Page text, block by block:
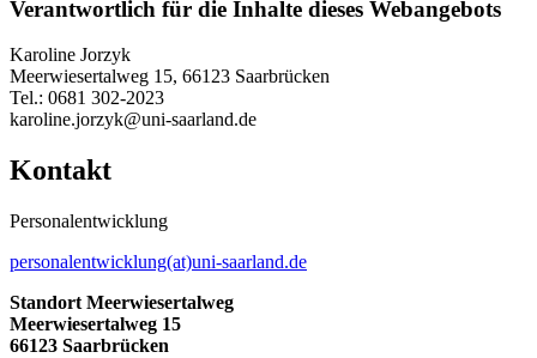
Verantwortlich für die Inhalte dieses Webangebots
Karoline Jorzyk
Meerwiesertalweg 15, 66123 Saarbrücken
Tel.: 0681 302-2023
karoline.jorzyk@uni-saarland.de
Kontakt
Personalentwicklung
personalentwicklung(at)uni-saarland.de
Standort Meerwiesertalweg
Meerwiesertalweg 15
66123 Saarbrücken